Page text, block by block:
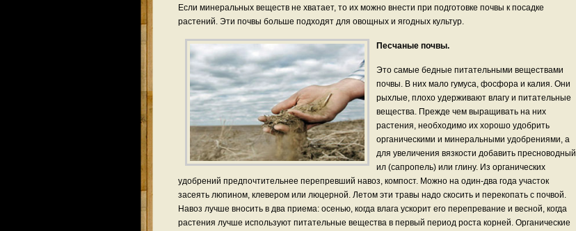
Если минеральных веществ не хватает, то их можно внести при подготовке почвы к посадке
растений. Эти почвы больше подходят для овощных и ягодных культур.
Песчаные почвы.
Это самые бедные питательными веществами
почвы. В них мало гумуса, фосфора и калия. Они
рыхлые, плохо удерживают влагу и питательные
вещества. Прежде чем выращивать на них
растения, необходимо их хорошо удобрить
органическими и минеральными удобрениями, а
для увеличения вязкости добавить пресноводный
ил (сапропель) или глину. Из органических
удобрений предпочтительнее перепревший навоз, компост. Можно на один-два года участок
засеять люпином, клевером или люцерной. Летом эти травы надо скосить и перекопать с почвой.
Навоз лучше вносить в два приема: осенью, когда влага ускорит его перепревание и весной, когда
растения лучше используют питательные вещества в первый период роста корней. Органические